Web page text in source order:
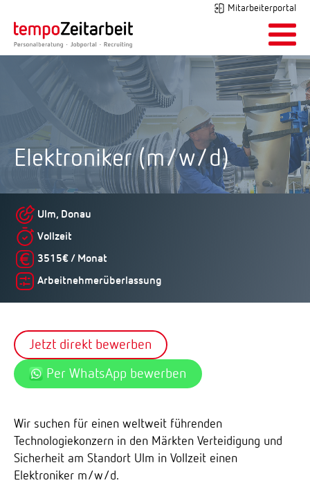
Mitarbeiterportal
Elektroniker (m/w/d)
Ulm, Donau
Vollzeit
3515€ / Monat
Arbeitnehmerüberlassung
Jetzt direkt bewerben
Per WhatsApp bewerben
Wir suchen für einen weltweit führenden
Technologiekonzern in den Märkten Verteidigung und
Sicherheit am Standort Ulm in Vollzeit einen
Elektroniker m/w/d.